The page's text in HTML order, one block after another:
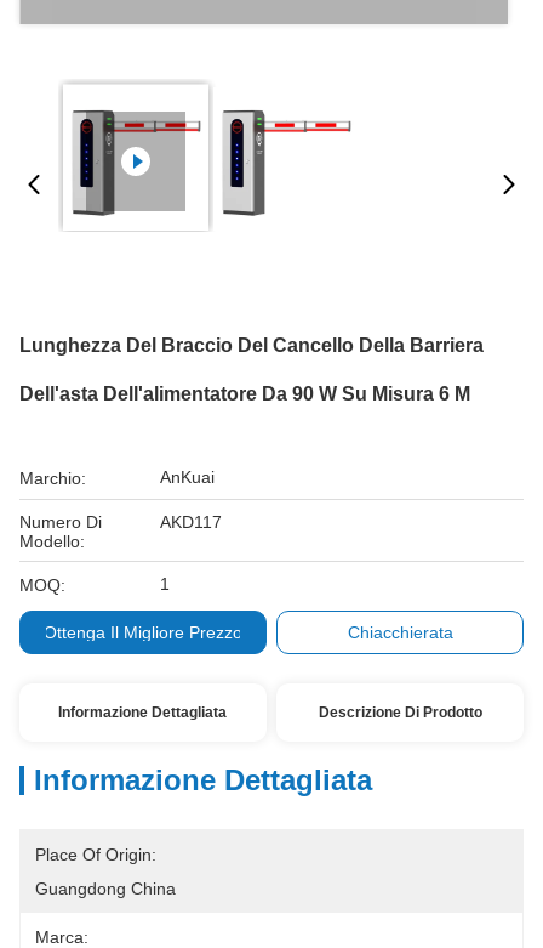
Lunghezza Del Braccio Del Cancello Della Barriera
Dell'asta Dell'alimentatore Da 90 W Su Misura 6 M
Marchio: AnKuai
Numero Di
Modello:
AKD117
MOQ: 1
Ottenga Il Migliore Prezzo Chiacchierata
Informazione Dettagliata Descrizione Di Prodotto
Informazione Dettagliata
Place Of Origin:
Guangdong China
Marca: